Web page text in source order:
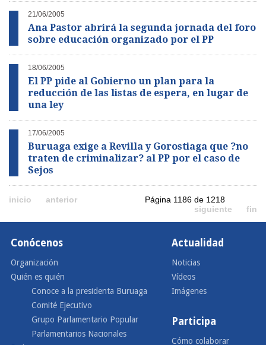
21/06/2005
Ana Pastor abrirá la segunda jornada del foro
sobre educación organizado por el PP
18/06/2005
El PP pide al Gobierno un plan para la
reducción de las listas de espera, en lugar de
una ley
17/06/2005
Buruaga exige a Revilla y Gorostiaga que ?no
traten de criminalizar? al PP por el caso de
Sejos
inicio anterior
Página 1186 de 1218
siguiente
fin
Conócenos
Organización
Quién es quién
Conoce a la presidenta Buruaga
Comité Ejecutivo
Grupo Parlamentario Popular
Parlamentarios Nacionales
Actualidad
Noticias
Vídeos
Imágenes
Participa
Cómo colaborar